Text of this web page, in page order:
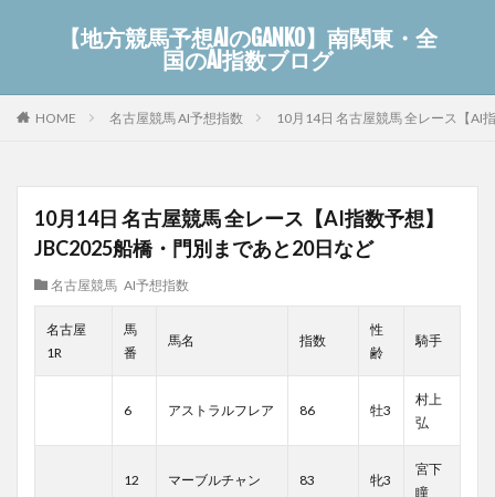
【地方競馬予想AIのGANKO】南関東・全
国のAI指数ブログ
HOME 名古屋競馬 AI予想指数 10月14日 名古屋競馬 全レース【AI
10月14日 名古屋競馬 全レース【AI指数予想】
JBC2025船橋・門別まであと20日など
名古屋競馬 AI予想指数
名古屋
1R
馬
番
馬名 指数
性
齢
騎手
6 アストラルフレア 86 牡3
村上
弘
12 マーブルチャン 83 牝3
宮下
瞳